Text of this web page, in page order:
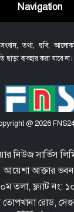
Navigation
তথ্য, ছবি,
ব্যবহার করা যাবে না।
@ 2026
নিউজ সার্ভিস
আয়েশা আক্তার
তলা, ফ্ল্যাট নং:
তোপখানা রোড,